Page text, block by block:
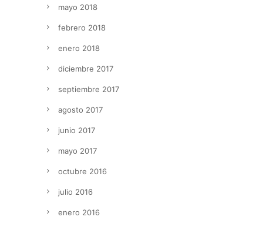
mayo 2018
febrero 2018
enero 2018
diciembre 2017
septiembre 2017
agosto 2017
junio 2017
mayo 2017
octubre 2016
julio 2016
enero 2016